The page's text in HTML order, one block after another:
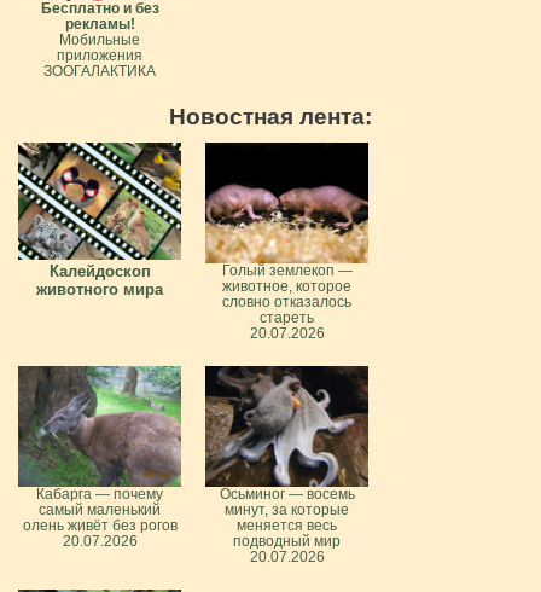
Бесплатно и без
рекламы!
Мобильные
приложения
ЗООГАЛАКТИКА
Новостная лента:
Калейдоскоп
животного мира
Голый землекоп —
животное, которое
словно отказалось
стареть
20.07.2026
Кабарга — почему
самый маленький
олень живёт без рогов
20.07.2026
Осьминог — восемь
минут, за которые
меняется весь
подводный мир
20.07.2026